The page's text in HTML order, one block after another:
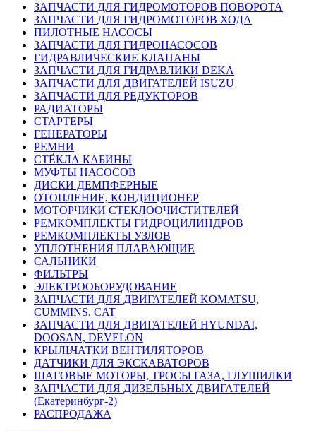
ЗАПЧАСТИ ДЛЯ ГИДРОМОТОРОВ ПОВОРОТА
ЗАПЧАСТИ ДЛЯ ГИДРОМОТОРОВ ХОДА
ПИЛОТНЫЕ НАСОСЫ
ЗАПЧАСТИ ДЛЯ ГИДРОНАСОСОВ
ГИДРАВЛИЧЕСКИЕ КЛАПАНЫ
ЗАПЧАСТИ ДЛЯ ГИДРАВЛИКИ DEKA
ЗАПЧАСТИ ДЛЯ ДВИГАТЕЛЕЙ ISUZU
ЗАПЧАСТИ ДЛЯ РЕДУКТОРОВ
РАДИАТОРЫ
СТАРТЕРЫ
ГЕНЕРАТОРЫ
РЕМНИ
СТЁКЛА КАБИНЫ
МУФТЫ НАСОСОВ
ДИСКИ ДЕМПФЕРНЫЕ
ОТОПЛЕНИЕ, КОНДИЦИОНЕР
МОТОРЧИКИ СТЕКЛООЧИСТИТЕЛЕЙ
РЕМКОМПЛЕКТЫ ГИДРОЦИЛИНДРОВ
РЕМКОМПЛЕКТЫ УЗЛОВ
УПЛОТНЕНИЯ ПЛАВАЮЩИЕ
САЛЬНИКИ
ФИЛЬТРЫ
ЭЛЕКТРООБОРУДОВАНИЕ
ЗАПЧАСТИ ДЛЯ ДВИГАТЕЛЕЙ KOMATSU,
CUMMINS, CAT
ЗАПЧАСТИ ДЛЯ ДВИГАТЕЛЕЙ HYUNDAI,
DOOSAN, DEVELON
КРЫЛЬЧАТКИ ВЕНТИЛЯТОРОВ
ДАТЧИКИ ДЛЯ ЭКСКАВАТОРОВ
ШАГОВЫЕ МОТОРЫ, ТРОСЫ ГАЗА, ГЛУШИЛКИ
ЗАПЧАСТИ ДЛЯ ДИЗЕЛЬНЫХ ДВИГАТЕЛЕЙ
(Екатеринбург-2)
РАСПРОДАЖА